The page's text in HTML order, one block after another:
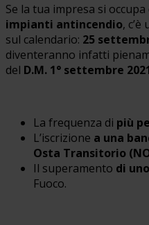
Se la tua impresa si occupa
impianti antincendio,
sul calendario: 25
diventeranno infatti
del D.M. 1° settembre
La frequenza di più
L’iscrizione a una
Osta Transitorio
Il superamento di
Fuoco.